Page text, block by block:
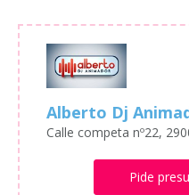
Alberto Dj
Calle competa nº22,
Pide